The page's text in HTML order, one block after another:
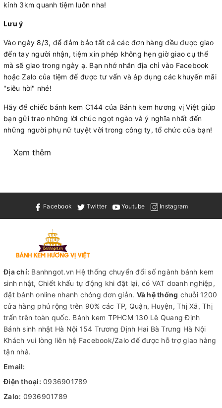
kính 3km quanh tiệm luôn nha!
Lưu ý
Vào ngày 8/3, để đảm bảo tất cả các đơn hàng đều được giao
đến tay người nhận, tiệm xin phép không hẹn giờ giao cụ thể
mà sẽ giao trong ngày ạ. Bạn nhớ nhắn địa chỉ vào Facebook
hoặc Zalo của tiệm để được tư vấn và áp dụng các khuyến mãi
"siêu hời" nhé!
Hãy để chiếc bánh kem C144 của Bánh kem hương vị Việt giúp
bạn gửi trao những lời chúc ngọt ngào và ý nghĩa nhất đến
những người phụ nữ tuyệt vời trong công ty, tổ chức của bạn!
Xem thêm
Facebook Twitter Youtube Instagram
Địa chỉ: Banhngot.vn Hệ thống chuyển đổi số ngành bánh kem
sinh nhật, Chiết khấu tự động khi đặt lại, có VAT doanh nghiệp,
đặt bánh online nhanh chóng đơn giản. Và hệ thống chuỗi 1200
cửa hàng phủ rộng trên 90% các TP, Quận, Huyện, Thị Xã, Thị
trấn trên toàn quốc. Bánh kem TPHCM130 Lê Quang Định
Bánh sinh nhật Hà Nội 154 Trương Định Hai Bà Trưng Hà Nội
Khách vui lòng liên hệ Facebook/Zalo để được hỗ trợ giao hàng
tận nhà.
Email:
Điện thoại: 0936901789
Zalo: 0936901789